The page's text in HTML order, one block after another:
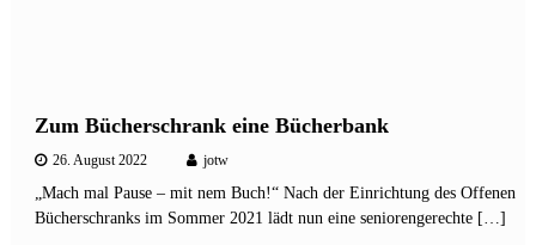
Zum Bücherschrank eine Bücherbank
26. August 2022 jotw
„Mach mal Pause – mit nem Buch!“ Nach der Einrichtung des Offenen
Bücherschranks im Sommer 2021 lädt nun eine seniorengerechte […]